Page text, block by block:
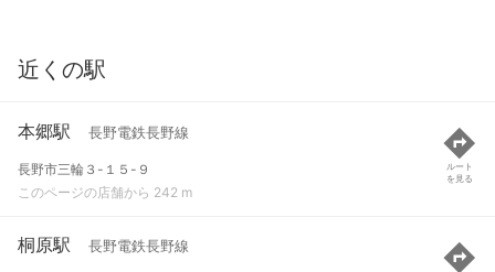
近くの駅
本郷駅 長野電鉄長野線
長野市三輪３-１５-９
このページの店舗から 242 m
ルート
を見る
桐原駅 長野電鉄長野線